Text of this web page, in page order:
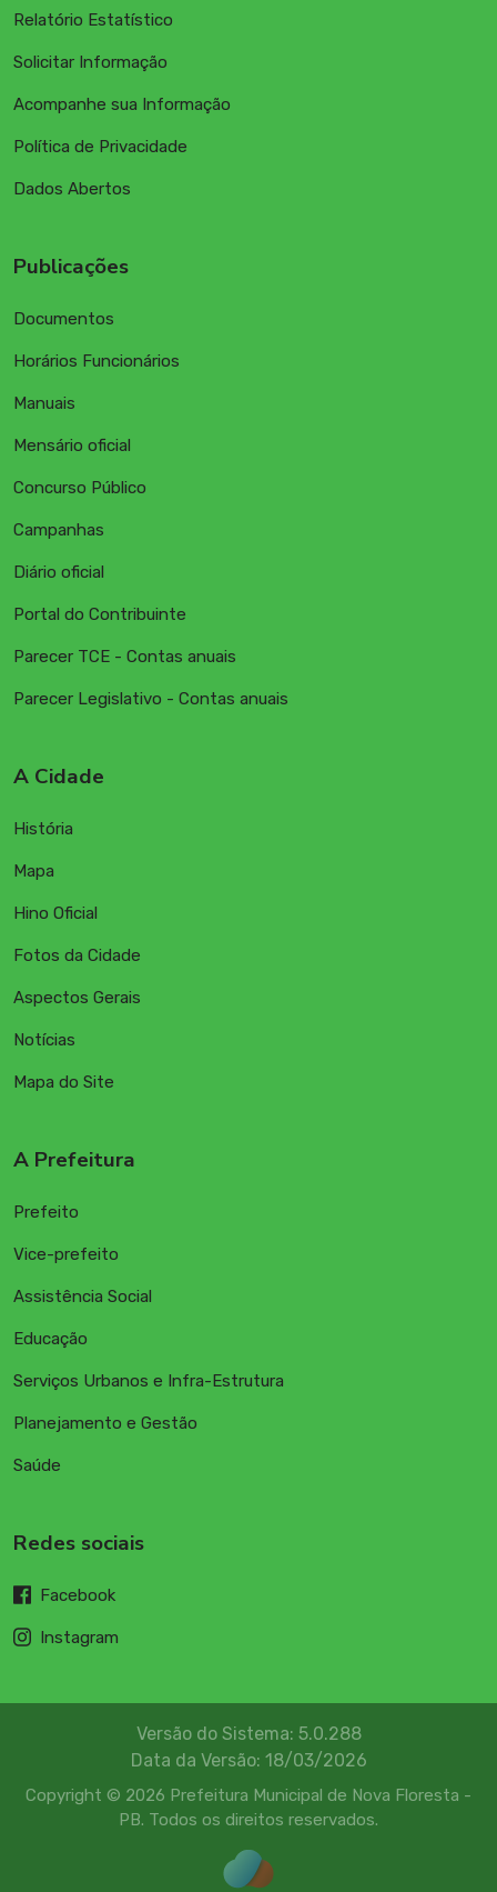
Relatório Estatístico
Solicitar Informação
Acompanhe sua Informação
Política de Privacidade
Dados Abertos
Publicações
Documentos
Horários Funcionários
Manuais
Mensário oficial
Concurso Público
Campanhas
Diário oficial
Portal do Contribuinte
Parecer TCE - Contas anuais
Parecer Legislativo - Contas anuais
A Cidade
História
Mapa
Hino Oficial
Fotos da Cidade
Aspectos Gerais
Notícias
Mapa do Site
A Prefeitura
Prefeito
Vice-prefeito
Assistência Social
Educação
Serviços Urbanos e Infra-Estrutura
Planejamento e Gestão
Saúde
Redes sociais
Facebook
Instagram
Versão do Sistema: 5.0.288
Data da Versão: 18/03/2026
Copyright © 2026 Prefeitura Municipal de Nova Floresta -
PB. Todos os direitos reservados.